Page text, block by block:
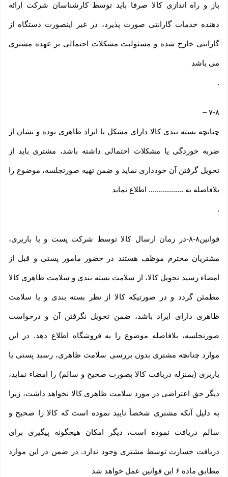
باز و راه اندازی کالا صرفا باید توسط کارشناسان شرکت ارائه
دهنده خدمات گارانتی صورت پذیرد، در غیر اینصورت دستگاه از
گارانتی خارج شده و مسئولیت مشکلات احتمالی بر عهده مشتری
می باشد
.
۷-۸–
چنانچه بسته بندی کالا دارای مشکل یا ایراد ظاهری بوده و نشان از
ضربه خوردگی یا مشکلات احتمالی داشته باشد، مشتری باید از
تحویل گرفتن آن خودداری نماید و ضمن تهیه صورتجلسه، موضوع را
بلافاصله به ................. اطلاع نماید
.
قوانین۸-۸-در زمان ارسال کالا توسط شرکت پست و یا باربری،
مشتریان محترم موظف هستند در حضور مامور پستی و قبل از
امضاء رسید تحویل کالا، از سلامت بسته بندی و سلامت ظاهری کالا
مطمئن گردد و در صورتیکه کالا از نظر بسته بندی و یا سلامت
ظاهری دارای ایراد باشد، ضمن تحویل نگرفتن آن و درخواست
صورتجلسه، بلافاصله موضوع را به فروشگاه اطلاع دهد. در این
موارد چنانچه مشتری بدون بررسی سلامت ظاهری، رسید پستی یا
باربری (بمنزله دریافت کالا بصورت صحیح و سالم) را امضاء نماید،
دیگر حق اعتراضی در مورد سلامت ظاهری کالا نخواهد داشت، زیرا
به دلیل آنکه مشتری شخصاً تایید نموده است که کالا را صحیح و
سالم دریافت نموده است، دیگر امکان هیچگونه پیگیری برای
دریافت خسارت توسط مشتری وجود ندارد. در ضمن در این موارد
مطابق ماده ۶ این قوانین عمل خواهد شد